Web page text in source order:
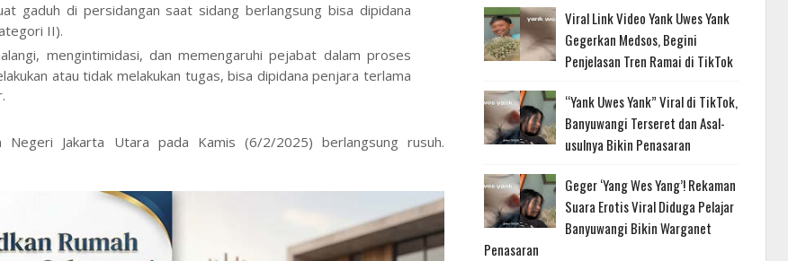
gaduh di persidangan saat sidang berlangsung bisa dipidana
II).
mengintimidasi, dan memengaruhi pejabat dalam proses
atau tidak melakukan tugas, bisa dipidana penjara terlama
Jakarta Utara pada Kamis (6/2/2025) berlangsung rusuh.
Viral Link Video Yank Uwes Yank
Gegerkan Medsos, Begini
Penjelasan Tren Ramai di TikTok
“Yank Uwes Yank” Viral di TikTok,
Banyuwangi Terseret dan Asal-
usulnya Bikin Penasaran
Geger ‘Yang Wes Yang’! Rekaman
Suara Erotis Viral Diduga Pelajar
Banyuwangi Bikin Warganet
Penasaran